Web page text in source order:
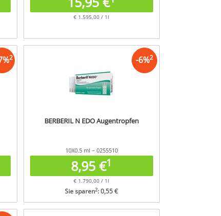
€ 1.595,00 / 1l
%2
BERBERIL N EDO Augentropfen
10X0.5 ml – 0255510
8,95 €1
€ 1.790,00 / 1l
Sie sparen2: 0,55 €
-6%2